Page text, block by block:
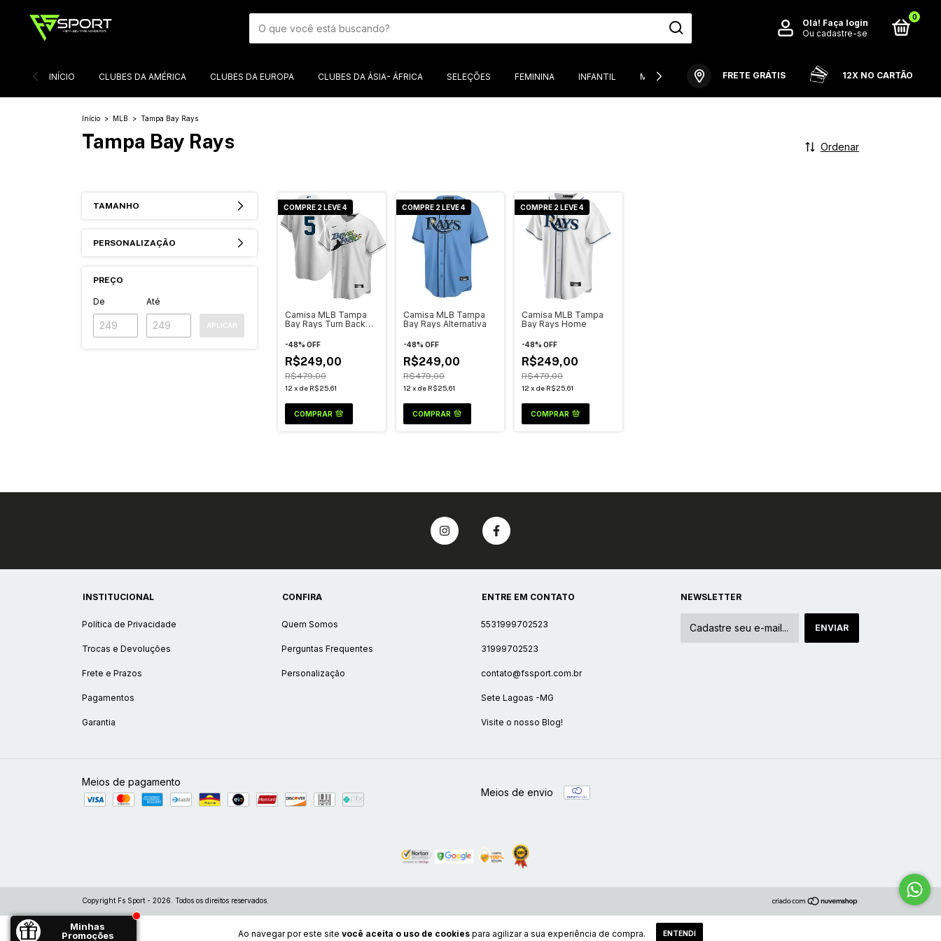
Olá! Faça login
Ou cadastre-se
0
INÍCIO CLUBES DA AMÉRICA CLUBES DA EUROPA CLUBES DA ÁSIA- ÁFRICA SELEÇÕES FEMININA INFANTIL MODELO PLAYER RETRÔ VISTA SEU CRAQUE FAVORITO
FRETE GRÁTIS 12X NO CARTÃO
Ao navegar por este site você aceita o uso de cookies para agilizar a sua experiência de compra. ENTENDI
Início > MLB > Tampa Bay Rays
Tampa Bay Rays Ordenar
TAMANHO
PERSONALIZAÇÃO
PREÇO
De Até
APLICAR
COMPRE 2 LEVE 4
Camisa MLB Tampa
Bay Rays Turn Back
-48% OFF
R$249,00
R$479,00
12 x de R$25,61
COMPRAR
COMPRE 2 LEVE 4
Camisa MLB Tampa
Bay Rays Alternativa
-48% OFF
R$249,00
R$479,00
12 x de R$25,61
COMPRAR
COMPRE 2 LEVE 4
Camisa MLB Tampa
Bay Rays Home
-48% OFF
R$249,00
R$479,00
12 x de R$25,61
COMPRAR
INSTITUCIONAL
Política de Privacidade
Trocas e Devoluções
Frete e Prazos
Pagamentos
Garantia
CONFIRA
Quem Somos
Perguntas Frequentes
Personalização
ENTRE EM CONTATO
5531999702523
31999702523
contato@fssport.com.br
Sete Lagoas -MG
Visite o nosso Blog!
NEWSLETTER
Meios de pagamento
Meios de envio
Copyright Fs Sport - 2026. Todos os direitos reservados.
Minhas
Promoções